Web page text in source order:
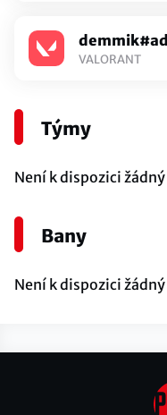
VALORANT
Týmy
Není k dispozici
Bany
Není k dispozici